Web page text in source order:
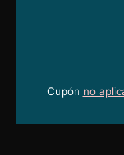
Cupón no